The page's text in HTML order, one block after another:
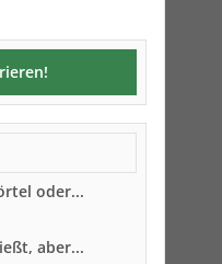
oder...
aber...